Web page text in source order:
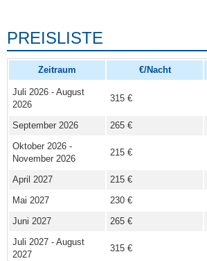
PREISLISTE
Zeitraum €/Nacht
Juli 2026 - August
2026
315 €
September 2026 265 €
Oktober 2026 -
November 2026
215 €
April 2027 215 €
Mai 2027
230 €
Juni 2027
265 €
Juli 2027 - August
2027
315 €